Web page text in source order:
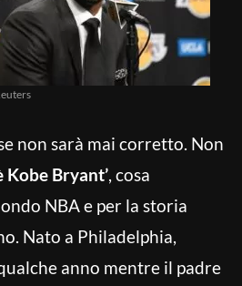
non sarà mai corretto. Non
Kobe Bryant’, cosa
NBA e per la storia
Nato a Philadelphia,
anno mentre il padre